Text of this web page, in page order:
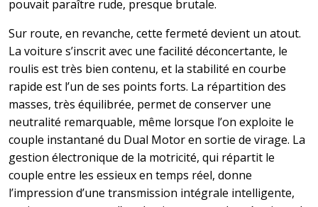
pouvait paraître rude, presque brutale.
Sur route, en revanche, cette fermeté devient un atout.
La voiture s’inscrit avec une facilité déconcertante, le
roulis est très bien contenu, et la stabilité en courbe
rapide est l’un de ses points forts. La répartition des
masses, très équilibrée, permet de conserver une
neutralité remarquable, même lorsque l’on exploite le
couple instantané du Dual Motor en sortie de virage. La
gestion électronique de la motricité, qui répartit le
couple entre les essieux en temps réel, donne
l’impression d’une transmission intégrale intelligente,